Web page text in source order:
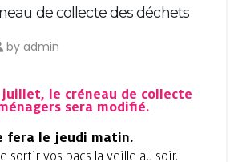
de collecte des déchets
by admin
juillet, le créneau de collecte
sera modifié.
fera le jeudi matin.
sortir vos bacs la veille au soir.